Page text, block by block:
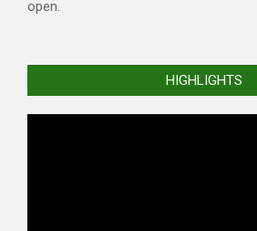
open.
HIGHLIGHTS